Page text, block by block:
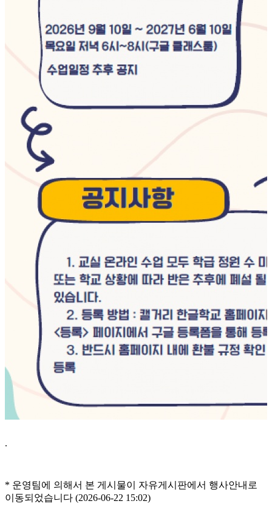
.
* 운영팀에 의해서 본 게시물이 자유게시판에서 행사안내로
이동되었습니다 (2026-06-22 15:02)